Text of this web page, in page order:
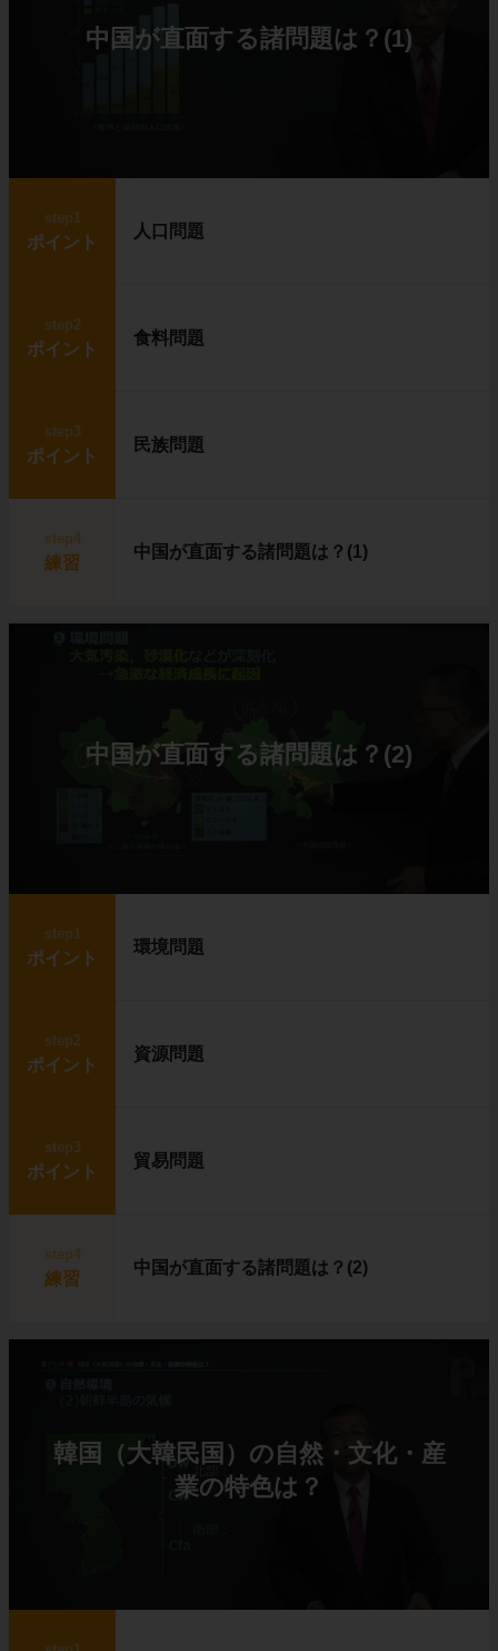
中国が直面する諸問題は？(1)
step1
ポイント
人口問題
step2
ポイント
食料問題
step3
ポイント
民族問題
step4
練習
中国が直面する諸問題は？(1)
中国が直面する諸問題は？(2)
step1
ポイント
環境問題
step2
ポイント
資源問題
step3
ポイント
貿易問題
step4
練習
中国が直面する諸問題は？(2)
韓国（大韓民国）の自然・文化・産
業の特色は？